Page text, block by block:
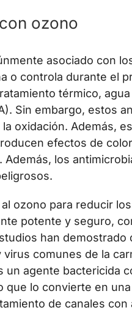
ozono
asociado con
o controla durante el
térmico,
Sin embargo, estos
oxidación. Además,
efectos de
los
ozono para reducir
potente y seguro,
han demostrado
comunes de la
un agente bactericida
que lo convierte en
de canales